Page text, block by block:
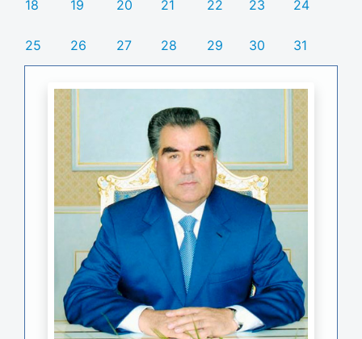
18 19 20 21 22 23 24
25 26 27 28 29 30 31